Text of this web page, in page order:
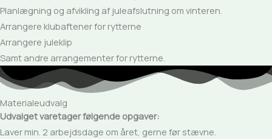
Planlægning og afvikling af juleafslutning om vinteren.
Arrangere klubaftener for rytterne
Arrangere juleklip
Samt andre arrangementer for rytterne.
Materialeudvalg
Udvalget varetager følgende opgaver:
Laver min. 2 arbejdsdage om året, gerne før stævne.